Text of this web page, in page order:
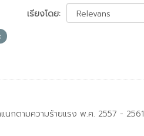
เรียงโดย
นกตามความร้ายแรง พ.ศ. 2557 - 2561